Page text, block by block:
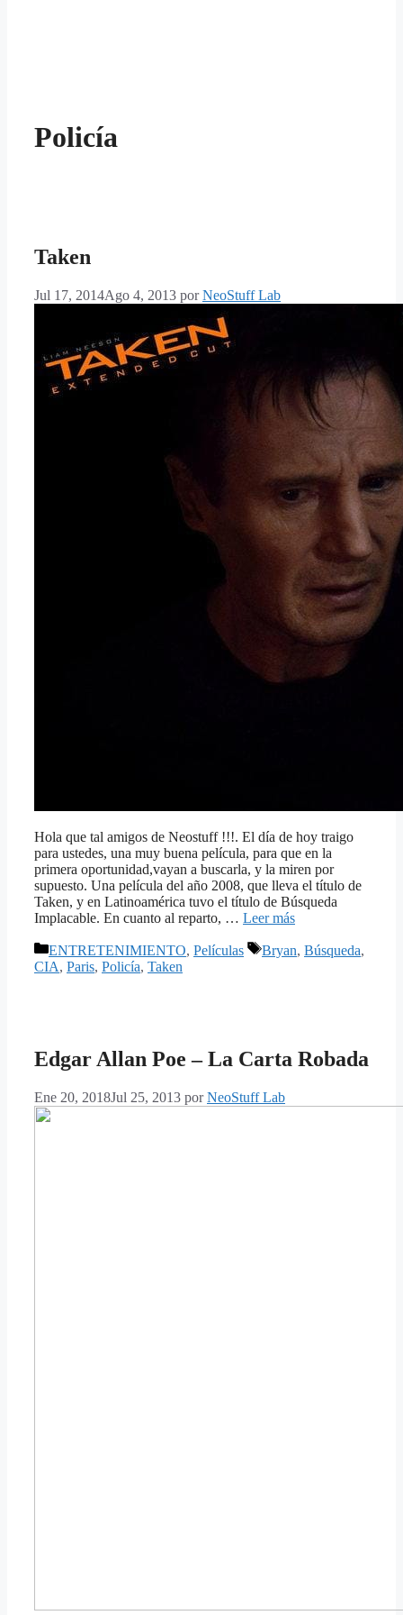
Policía
Taken
Jul 17, 2014Ago 4, 2013 porNeoStuff Lab
Hola que tal amigos de Neostuff !!!. El día de hoy traigo
para ustedes, una muy buena película, para que en la
primera oportunidad,vayan a buscarla, y la miren por
supuesto. Una película del año 2008, que lleva el título de
Taken, y en Latinoamérica tuvo el título de Búsqueda
Implacable. En cuanto al reparto, … Leer más
Categorías
ENTRETENIMIENTO, Películas Etiquetas
Bryan, Búsqueda,
CIA, Paris, Policía, Taken
Edgar Allan Poe – La Carta Robada
Ene 20, 2018Jul 25, 2013 porNeoStuff Lab